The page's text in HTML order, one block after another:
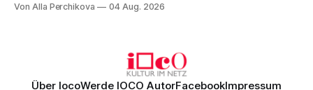
Genau so war der Abend im Kurhaus Wiesbaden, an dem
Von Alla Perchikova 04 Aug. 2026
Über IocoWerde IOCO AutorFacebookImpressum